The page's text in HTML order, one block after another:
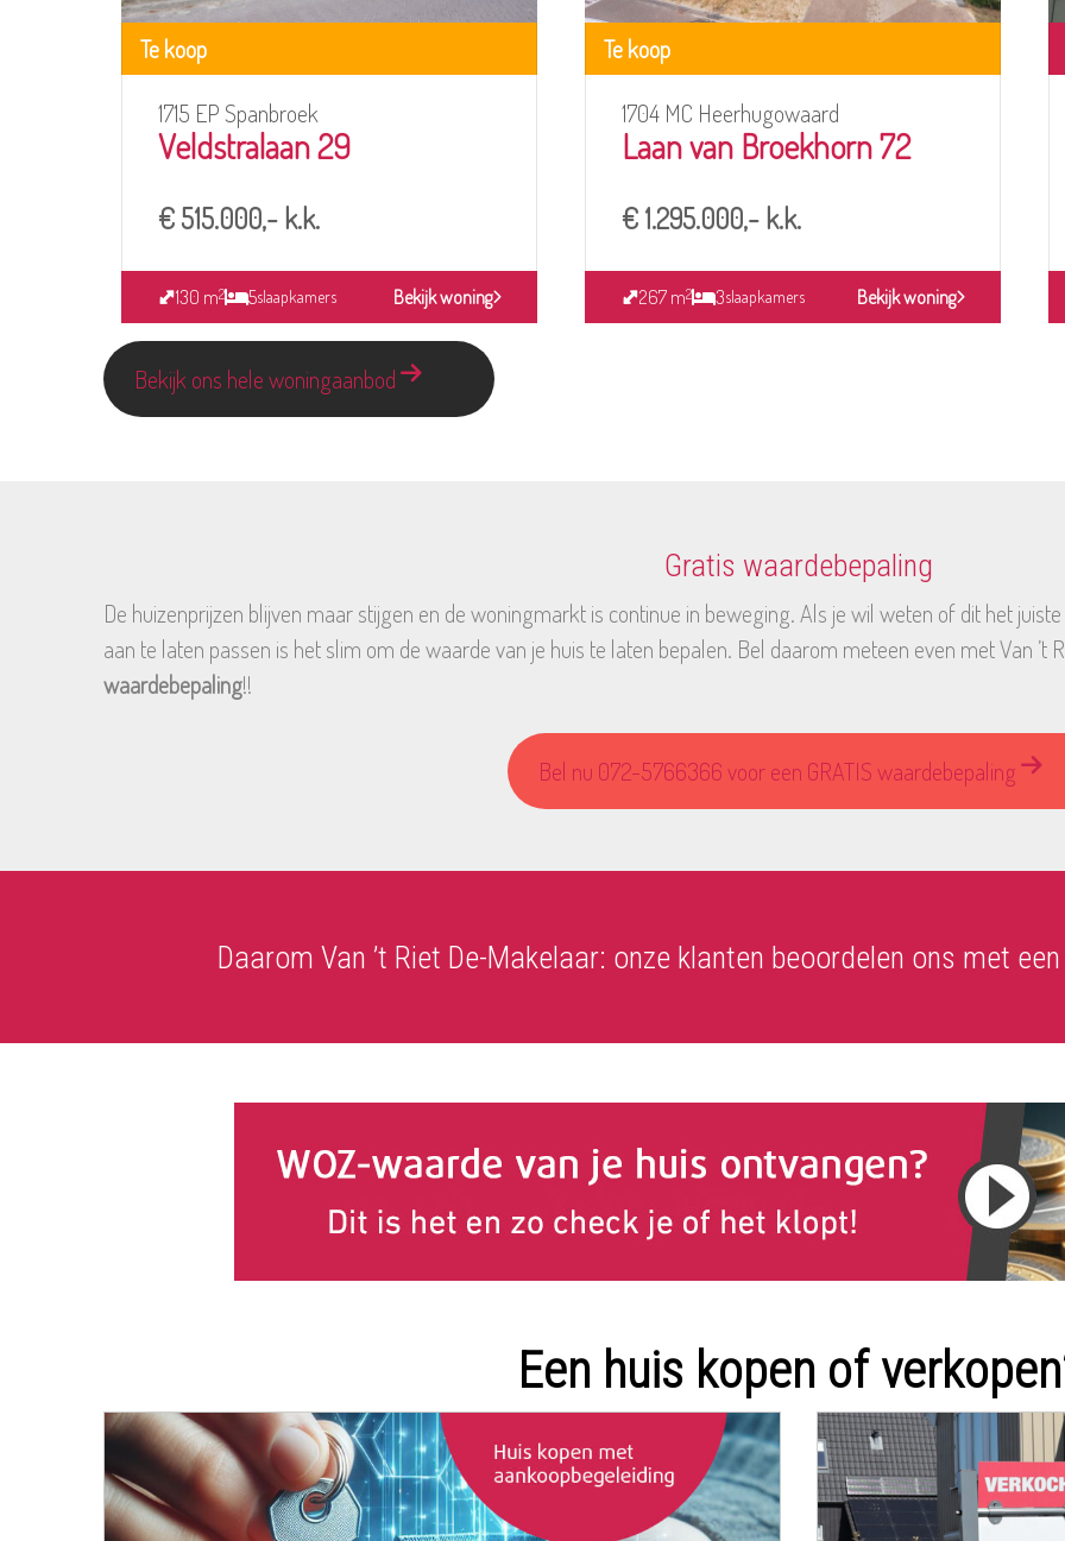
Te koop
1715 EP Spanbroek
Veldstralaan 29
€ 515.000,- k.k.
130 m2 5slaapkamers Bekijk woning
72
Te koop
1704 MC Heerhugowaard
Laan van Broekhorn 72
€ 1.295.000,- k.k.
267 m2 3slaapkamers Bekijk woning
Bekijk ons hele woningaanbod
Gratis waardebepaling
De huizenprijzen blijven maar stijgen en de woningmarkt is continue in beweging. Als je wil weten of dit het
aan te laten passen is het slim om de waarde van je huis te laten bepalen. Bel daarom meteen even met Van ’t
waardebepaling!!
Bel nu 072-5766366 voor een GRATIS waardebepaling
Daarom Van ’t Riet De-Makelaar: onze klanten beoordelen ons met
Een huis kopen of